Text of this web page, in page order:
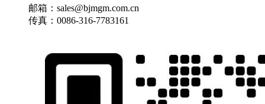
邮箱：sales@bjmgm.com.cn
传真：0086-316-7783161